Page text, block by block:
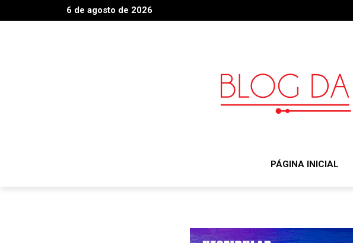
6 de agosto de 2026
PÁGINA INICIAL